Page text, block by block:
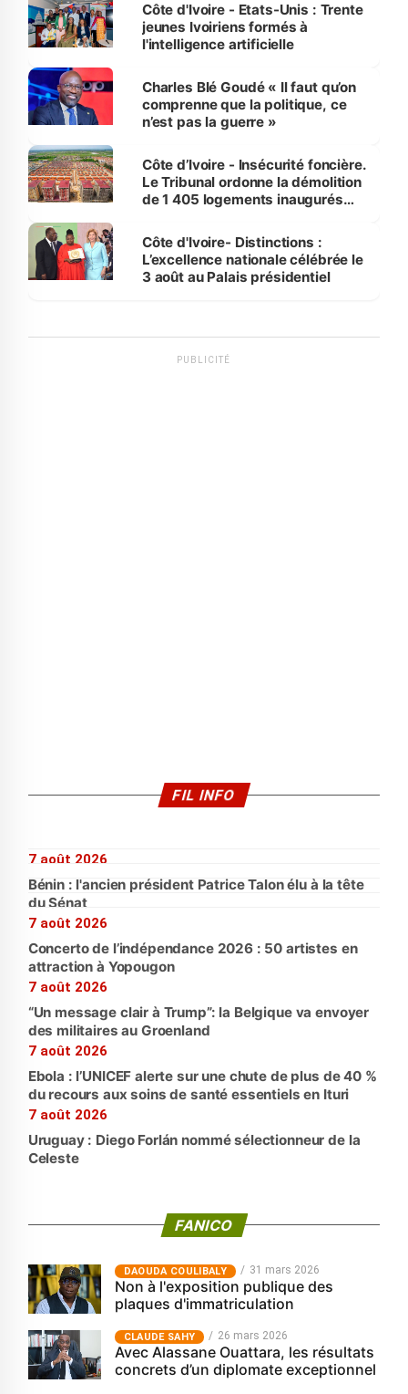
Côte d'Ivoire - Etats-Unis : Trente
jeunes Ivoiriens formés à
l'intelligence artificielle
Charles Blé Goudé « Il faut qu’on
comprenne que la politique, ce
n’est pas la guerre »
Côte d’Ivoire - Insécurité foncière.
Le Tribunal ordonne la démolition
de 1 405 logements inaugurés
Bassam
Côte d'Ivoire- Distinctions :
L’excellence nationale célébrée le
3 août au Palais présidentiel
PUBLICITÉ
FIL INFO
7 août 2026
Bénin : l'ancien président Patrice Talon élu à la tête
du Sénat
7 août 2026
Concerto de l’indépendance 2026 : 50 artistes en
attraction à Yopougon
7 août 2026
“Un message clair à Trump”: la Belgique va envoyer
des militaires au Groenland
7 août 2026
Ebola : l’UNICEF alerte sur une chute de plus de 40 %
du recours aux soins de santé essentiels en Ituri
7 août 2026
Uruguay : Diego Forlán nommé sélectionneur de la
Celeste
FANICO
‎DAOUDA COULIBALY 31 mars 2026
Non à l'exposition publique des
plaques d'immatriculation
CLAUDE SAHY 26 mars 2026
Avec Alassane Ouattara, les résultats
concrets d’un diplomate exceptionnel